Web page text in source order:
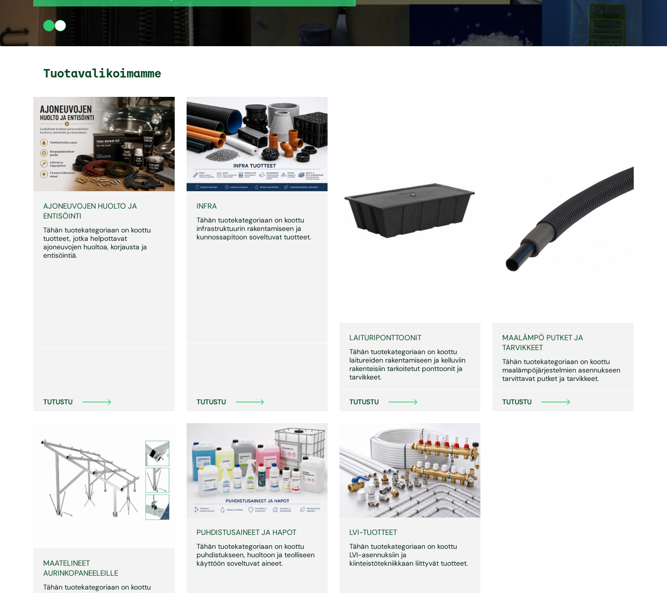
Tuotavalikoimamme
AJONEUVOJEN HUOLTO JA
ENTISÖINTI
Tähän tuotekategoriaan on koottu
tuotteet, jotka helpottavat
ajoneuvojen huoltoa, korjausta ja
entisöintiä.
TUTUSTU
INFRA
Tähän tuotekategoriaan on koottu
infrastruktuurin rakentamiseen ja
kunnossapitoon soveltuvat tuotteet.
TUTUSTU
LAITURIPONTTOONIT
Tähän tuotekategoriaan on koottu
laitureiden rakentamiseen ja kelluviin
rakenteisiin tarkoitetut ponttoonit ja
tarvikkeet.
TUTUSTU
MAALÄMPÖ PUTKET JA
TARVIKKEET
Tähän tuotekategoriaan on koottu
maalämpöjärjestelmien asennukseen
tarvittavat putket ja tarvikkeet.
TUTUSTU
MAATELINEET
AURINKOPANEELEILLE
Tähän tuotekategoriaan on koottu
PUHDISTUSAINEET JA HAPOT
Tähän tuotekategoriaan on koottu
puhdistukseen, huoltoon ja teolliseen
käyttöön soveltuvat aineet.
LVI-TUOTTEET
Tähän tuotekategoriaan on koottu
LVI-asennuksiin ja
kiinteistötekniikkaan liittyvät tuotteet.